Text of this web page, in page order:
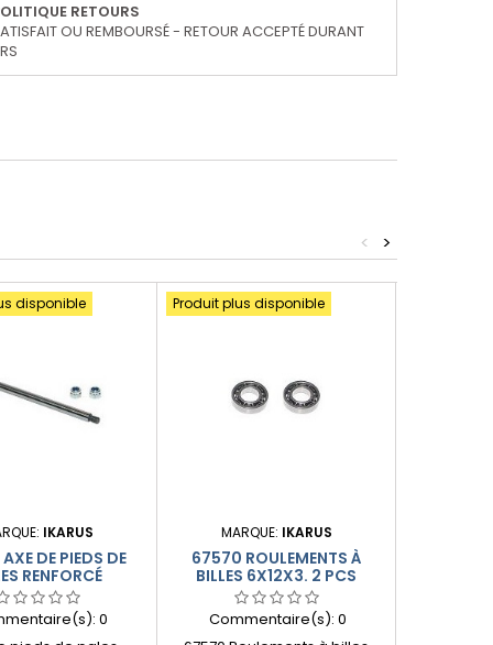
RETOURS
OU REMBOURSÉ - RETOUR ACCEPTÉ DURANT
>
<
disponible
IKARUS
DE PIEDS DE
RENFORCÉ
0
Produit plus disponible
MARQUE: IKARUS
67570 ROULEMENTS À
BILLES 6X12X3. 2 PCS
Commentaire(s): 0